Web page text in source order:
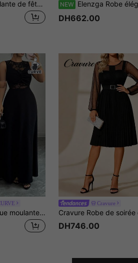
Cravure Robe moulante de fête sirène en tissu semi-transparent brillant avec encolure ronde, volants à l'ourlet et élastique, pour femmes grandes tailles NEW Elenzga Robe élégante pour femmes à manches longues évasées en dentelle, nouvelle collection
DH662.00
Elenzga Robe longue moulante noire en dentelle et patchwork, sans manches, avec taille torsadée. Nouvelle collection printemps/été pour femmes grandes tailles. Élégante et sexy, convient pour soirée de gala, rendez-vous, fête. Mode sexy et chic.
Cravure
DH746.00